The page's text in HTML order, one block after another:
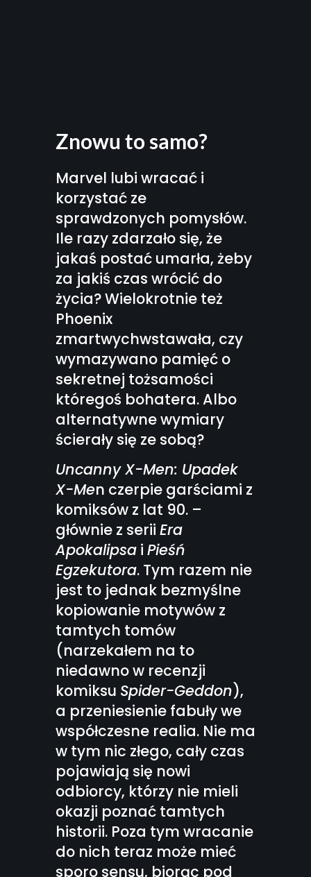
Znowu to samo?
Marvel lubi wracać i
korzystać ze
sprawdzonych pomysłów.
Ile razy zdarzało się, że
jakaś postać umarła, żeby
za jakiś czas wrócić do
życia? Wielokrotnie też
Phoenix
zmartwychwstawała, czy
wymazywano pamięć o
sekretnej tożsamości
któregoś bohatera. Albo
alternatywne wymiary
ścierały się ze sobą?
Uncanny X-Men: Upadek
X-Men czerpie garściami z
komiksów z lat 90. –
głównie z serii Era
Apokalipsa i Pieśń
Egzekutora. Tym razem nie
jest to jednak bezmyślne
kopiowanie motywów z
tamtych tomów
(narzekałem na to
niedawno w recenzji
komiksu Spider-Geddon),
a przeniesienie fabuły we
współczesne realia. Nie ma
w tym nic złego, cały czas
pojawiają się nowi
odbiorcy, którzy nie mieli
okazji poznać tamtych
historii. Poza tym wracanie
do nich teraz może mieć
sporo sensu, biorąc pod